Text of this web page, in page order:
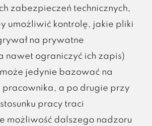
zabezpieczeń technicznych,
umożliwić kontrolę, jakie pliki
na prywatne
nawet ograniczyć ich zapis)
jedynie bazować na
pracownika, a po drugie przy
pracy traci
możliwość dalszego nadzoru